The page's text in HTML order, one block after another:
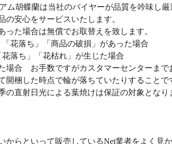
ム胡蝶蘭は当社のバイヤーが品質を吟味し厳
の安心をサービスいたします。
った場合は無償でお取替えを致します。
花落ち」「商品の破損」があった場合
落ち」「花枯れ」が生じた場合
場合 お手数ですがカスタマーセンターまで
梱した時点で輪が落ちていたりすることで
の直射日光による葉焼けは保証の対象とな
からといって販売しているNet業者をよく見